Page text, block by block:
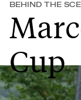
BEHIND THE
Cup